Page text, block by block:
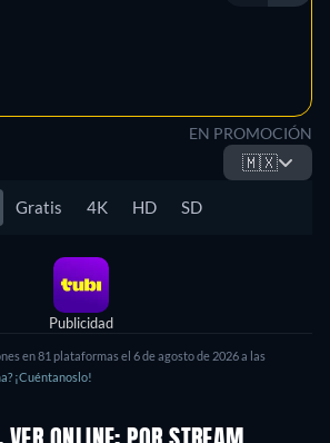
EN PROMOCIÓN
🇲🇽
Gratis 4K HD SD
Publicidad
en 81 plataformas el 6 de agosto de 2026 a las
¡Cuéntanoslo!